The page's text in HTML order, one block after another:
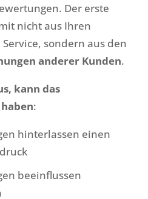
Der erste
nicht aus Ihren
sondern aus den
anderer Kunden.
kann das
:
hinterlassen einen
beeinflussen